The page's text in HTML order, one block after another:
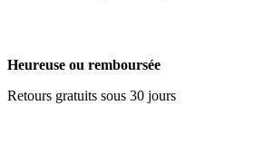
Heureuse ou remboursée
Retours gratuits sous 30 jours